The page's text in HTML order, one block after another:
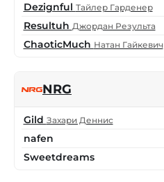
Dezignful Тайлер Гарденер
Resultuh Джордан Результа
ChaoticMuch Натан Гайкевич
NRG
Gild Захари Деннис
nafen
Sweetdreams